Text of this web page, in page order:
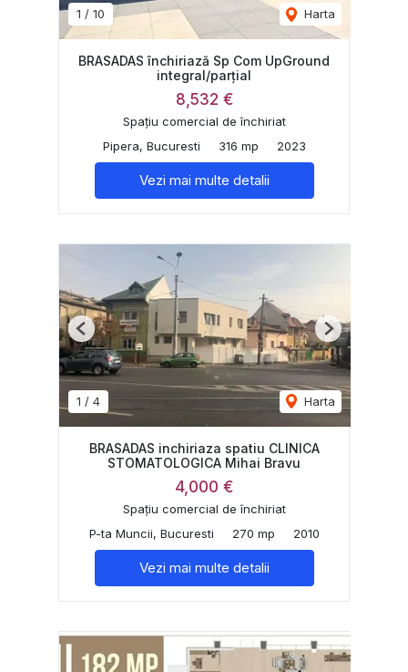
1 / 10 Harta
BRASADAS închiriază Sp Com UpGround
integral/parțial
8,532 €
Spațiu comercial de închiriat
Pipera, Bucuresti
316 mp 2023
Vezi mai multe detalii
1 / 4 Harta
Previous Next
BRASADAS inchiriaza spatiu CLINICA
STOMATOLOGICA Mihai Bravu
4,000 €
Spațiu comercial de închiriat
P-ta Muncii, Bucuresti
270 mp 2010
Vezi mai multe detalii